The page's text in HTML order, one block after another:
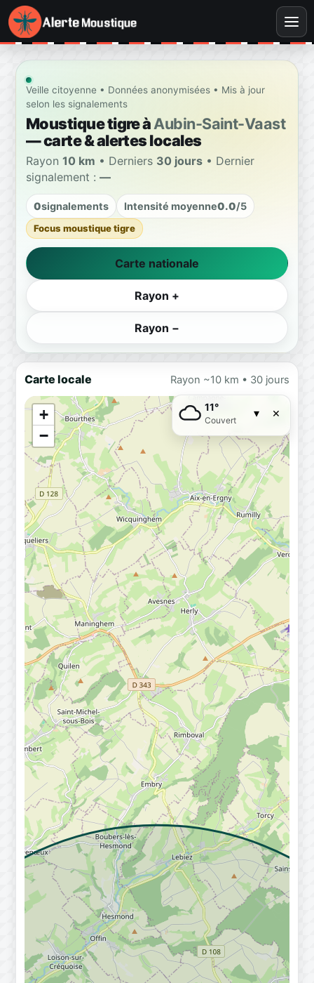
Veille citoyenne • Données anonymisées • Mis à jour
selon les signalements
Moustique tigre àAubin-Saint-Vaast
— carte & alertes locales
Rayon 10 km • Derniers 30 jours • Dernier
signalement : —
0signalements Intensité moyenne0.0/5
Focus moustique tigre
Carte nationale
Rayon +
Rayon −
Carte locale Rayon ~10 km • 30 jours
+
−
11°
Couvert ▾ ×